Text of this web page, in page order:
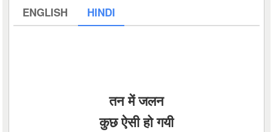
ENGLISH HINDI
तन में जलन
कुछ ऐसी हो गयी